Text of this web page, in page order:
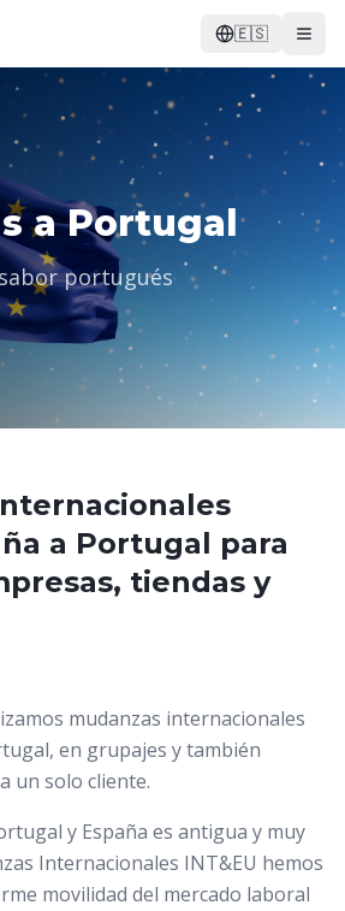
🇪🇸
a Portugal
portugués
a Portugal para
tiendas y
mudanzas internacionales
en grupajes y también
un solo cliente.
y España es antigua y muy
Internacionales INT&EU hemos
movilidad del mercado laboral